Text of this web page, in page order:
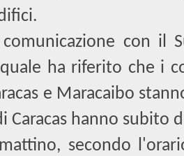
con il
ha riferito che i
e Maracaibo
Caracas hanno subito
secondo